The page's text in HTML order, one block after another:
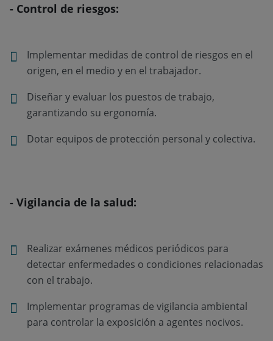
- Control de riesgos:
Implementar medidas de control de riesgos en el
origen, en el medio y en el trabajador.
Diseñar y evaluar los puestos de trabajo,
garantizando su ergonomía.
Dotar equipos de protección personal y colectiva.
- Vigilancia de la salud:
Realizar exámenes médicos periódicos para
detectar enfermedades o condiciones relacionadas
con el trabajo.
Implementar programas de vigilancia ambiental
para controlar la exposición a agentes nocivos.